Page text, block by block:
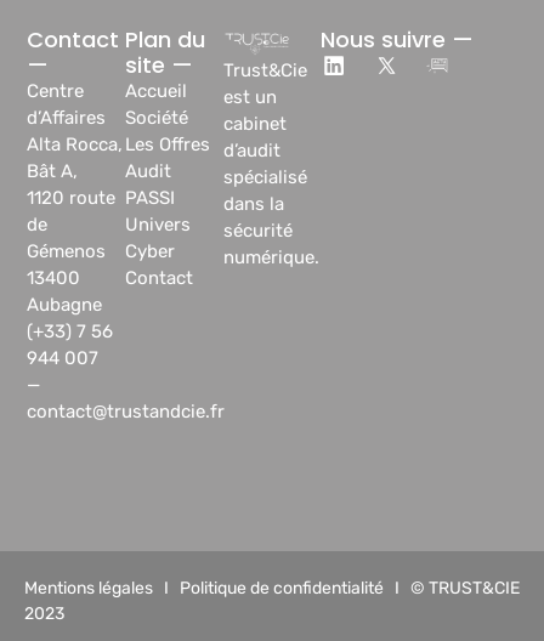
Trust&Cie
est un
cabinet
d’audit
spécialisé
dans la
sécurité
numérique.
Plan du
site —
Accueil
Société
Les Offres
Audit
PASSI
Univers
Cyber
Contact
Contact
—
Centre
d’Affaires
Alta Rocca,
Bât A,
1120 route
de
Gémenos
13400
Aubagne
(+33) 7 56
944 007
—
contact@trustandcie.fr
Nous suivre —
Mentions légales I Politique de confidentialité I © TRUST&CIE
2023